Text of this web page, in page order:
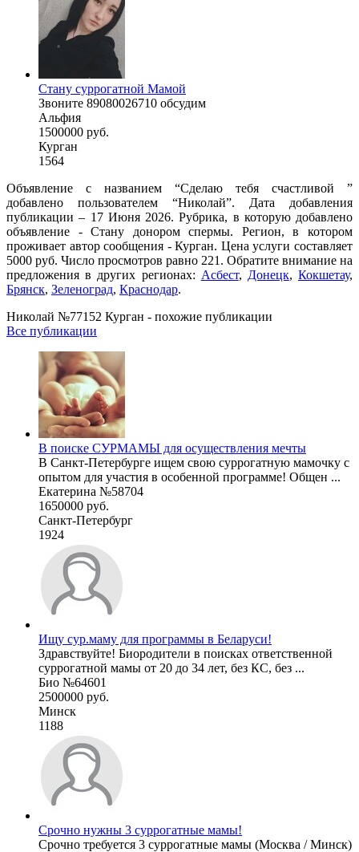
Стану суррогатной Мамой
Звоните 89080026710 обсудим
Альфия
1500000 руб.
Курган
1564
Объявление с названием “Сделаю тебя счастливой ”
добавлено пользователем “Николай”. Дата добавления
публикации – 17 Июня 2026. Рубрика, в которую добавлено
объявление - Стану донором спермы. Регион, в котором
проживает автор сообщения - Курган. Цена услуги составляет
5000 руб. Число просмотров равно 221. Обратите внимание на
предложения в других регионах: Асбест, Донецк,Кокшетау,
Брянск, Зеленоград, Краснодар.
Николай №77152 Курган - похожие публикации
Все публикации
В поиске СУРМАМЫ для осуществления мечты
В Санкт-Петербурге ищем свою суррогатную мамочку с
опытом для участия в особенной программе! Общен ...
Екатерина №58704
1650000 руб.
Санкт-Петербург
1924
Ищу сур.маму для программы в Беларуси!
Здравствуйте! Биородители в поисках ответственной
суррогатной мамы от 20 до 34 лет, без КС, без ...
Био №64601
2500000 руб.
Минск
1188
Срочно нужны 3 суррогатные мамы!
Срочно требуется 3 суррогатные мамы (Москва / Минск)